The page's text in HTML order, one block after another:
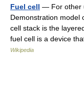
Fuel cell — For other
Demonstration model
cell stack is the
fuel cell is a device
Wikipedia